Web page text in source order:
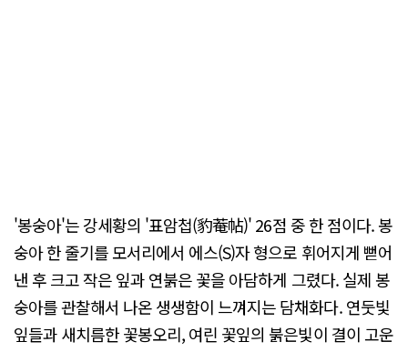
'봉숭아'는 강세황의 '표암첩(豹菴帖)' 26점 중 한 점이다. 봉
숭아 한 줄기를 모서리에서 에스(S)자 형으로 휘어지게 뻗어
낸 후 크고 작은 잎과 연붉은 꽃을 아담하게 그렸다. 실제 봉
숭아를 관찰해서 나온 생생함이 느껴지는 담채화다. 연둣빛
잎들과 새치름한 꽃봉오리, 여린 꽃잎의 붉은빛이 결이 고운